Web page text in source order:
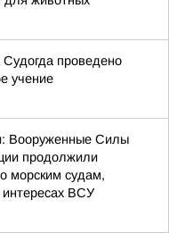
проведено
учение
Вооруженные Силы
продолжили
морским судам,
ВСУ